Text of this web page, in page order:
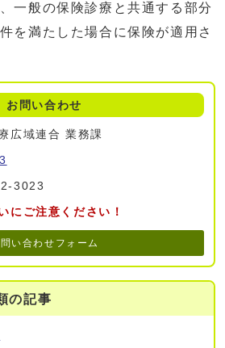
一般の保険診療と共通する部分
を満たした場合に保険が適用さ
お問い合わせ
広域連合 業務課
3023
にご注意ください！
い合わせフォーム
の記事